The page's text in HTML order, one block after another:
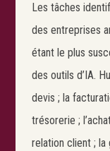
Les tâches
des entreprises
étant le plus
des outils d’IA.
devis ; la
trésorerie ;
relation client ; la